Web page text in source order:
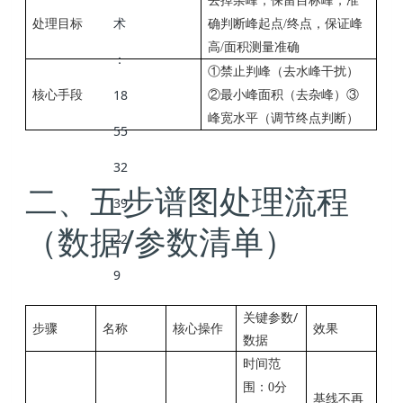
处理目标
确判断峰起点/终点，保证峰
高/面积测量准确
核心手段
①禁止判峰（去水峰干扰）
②最小峰面积（去杂峰）③
峰宽水平（调节终点判断）
二、五步谱图处理流程
（数据/参数清单）
步骤 名称 核心操作
关键参数/
数据
效果
时间范
围：0分
基线不再